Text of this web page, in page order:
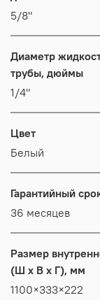
5/8"
Диаметр
трубы, дюймы
1/4"
Цвет
Белый
Гарантийный
36 месяцев
Размер
(Ш x В x Г), мм
1100×333×222